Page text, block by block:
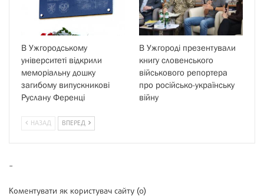
В Ужгородському
університеті відкрили
меморіальну дошку
загибому випускникові
Руслану Ференці
В Ужгороді презентували
книгу словенського
військового репортера
про російсько-українську
війну
НАЗАД ВПЕРЕД
-
Коментувати як користувач сайту (0)